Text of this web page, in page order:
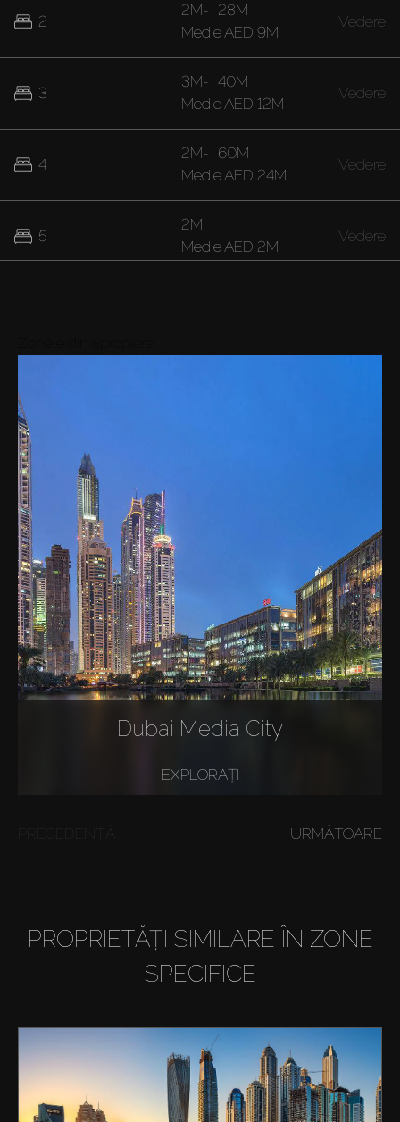
2
3
4
5
2M- 28M
MedieAED 9M
Vedere
3M- 40M
MedieAED 12M
Vedere
2M- 60M
MedieAED 24M
Vedere
2M
MedieAED 2M
Vedere
Dubai Media City
EXPLORAȚI
URMĂTOARE
PROPRIETĂȚI SIMILARE ÎN ZONE
SPECIFICE